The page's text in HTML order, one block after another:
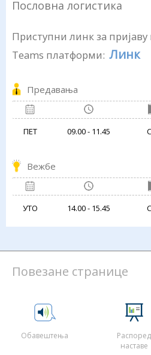
Пословна логистика
Приступни линк за
Teams платформи:Линк
Предавања
ПЕТ 09.00 - 11.45
Вежбе
УТО 14.00 - 15.45
Повезане странице
Обавештења
Распоред
наставе